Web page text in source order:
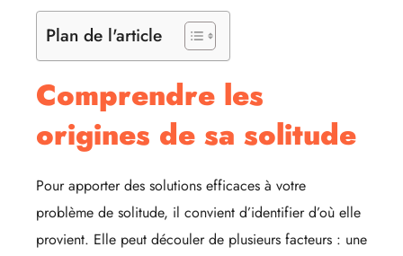
Plan de l'article
Comprendre les
origines de sa solitude
Pour apporter des solutions efficaces à votre
problème de solitude, il convient d’identifier d’où elle
provient. Elle peut découler de plusieurs facteurs : une